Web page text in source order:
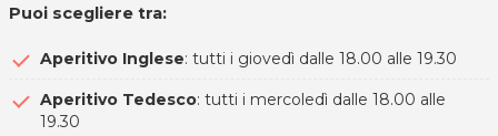
Puoi scegliere tra:
Aperitivo Inglese: tutti i giovedì dalle 18.00 alle 19.30
Aperitivo Tedesco: tutti i mercoledì dalle 18.00 alle
19.30